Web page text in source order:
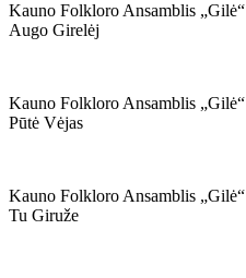
Kauno Folkloro Ansamblis „gilė“
Augo Girelėj
Kauno Folkloro Ansamblis „gilė“
Pūtė Vėjas
Kauno Folkloro Ansamblis „gilė“
Tu Giruže